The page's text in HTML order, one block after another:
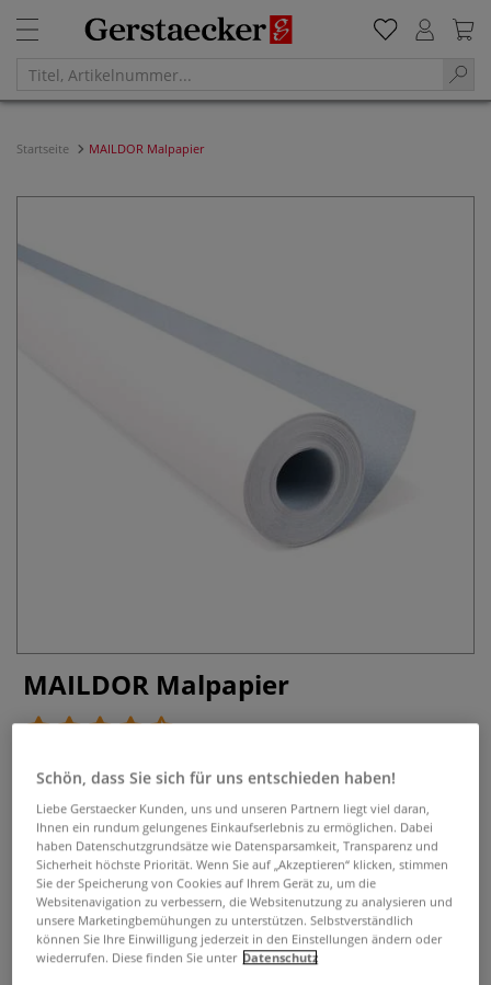
Startseite MAILDOR Malpapier
MAILDOR Malpapier
2 Bewertungen
Malpapier der Marke maildor. Vorderseite: weiß, Rückseite:
blau beschichtet, wasserabweisend. Grammatur: 120 g/qm.
Preis pro Rolle bzw. Packung.
Mehr
ab3,42 €
2,50 m² | 1 m²: 1,37 €
inklusive 20% bzw. 10% MwSt,
ggf. zuzüglich
Schön, dass Sie sich für uns entschieden haben!
Liebe Gerstaecker Kunden, uns und unseren Partnern liegt viel daran,
Ihnen ein rundum gelungenes Einkaufserlebnis zu ermöglichen. Dabei
haben Datenschutzgrundsätze wie Datensparsamkeit, Transparenz und
Sicherheit höchste Priorität. Wenn Sie auf „Akzeptieren“ klicken, stimmen
Sie der Speicherung von Cookies auf Ihrem Gerät zu, um die
Websitenavigation zu verbessern, die Websitenutzung zu analysieren und
unsere Marketingbemühungen zu unterstützen. Selbstverständlich
können Sie Ihre Einwilligung jederzeit in den Einstellungen ändern oder
wiederrufen. Diese finden Sie unter Datenschutz